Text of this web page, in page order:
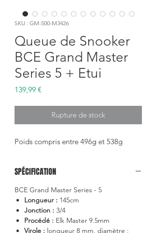
SKU : GM-500-M3426
Queue de Snooker
BCE Grand Master
Series 5 + Etui
139,99 €
Rupture de stock
Poids compris entre 496g et 538g
SPÉCIFICATION
BCE Grand Master Series - 5
Longueur : 145cm
Jonction : 3/4
Procédé : Elk Master 9.5mm
Virole : longueur 8 mm, diamètre :